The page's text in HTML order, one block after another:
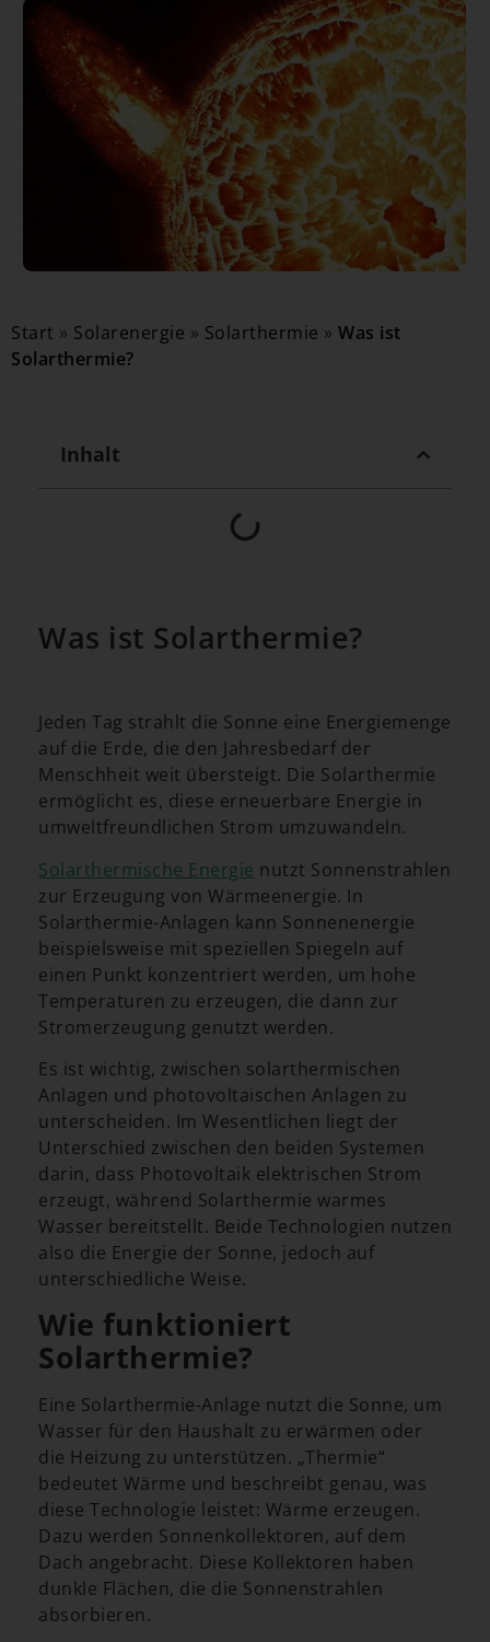
Start » Solarenergie » Solarthermie » Was ist
Solarthermie?
Inhalt
Was ist Solarthermie?
Jeden Tag strahlt die Sonne eine Energiemenge
auf die Erde, die den Jahresbedarf der
Menschheit weit übersteigt. Die Solarthermie
ermöglicht es, diese erneuerbare Energie in
umweltfreundlichen Strom umzuwandeln.
Solarthermische Energie nutzt Sonnenstrahlen
zur Erzeugung von Wärmeenergie. In
Solarthermie-Anlagen kann Sonnenenergie
beispielsweise mit speziellen Spiegeln auf
einen Punkt konzentriert werden, um hohe
Temperaturen zu erzeugen, die dann zur
Stromerzeugung genutzt werden.
Es ist wichtig, zwischen solarthermischen
Anlagen und photovoltaischen Anlagen zu
unterscheiden. Im Wesentlichen liegt der
Unterschied zwischen den beiden Systemen
darin, dass Photovoltaik elektrischen Strom
erzeugt, während Solarthermie warmes
Wasser bereitstellt. Beide Technologien nutzen
also die Energie der Sonne, jedoch auf
unterschiedliche Weise.
Wie funktioniert
Solarthermie?
Eine Solarthermie-Anlage nutzt die Sonne, um
Wasser für den Haushalt zu erwärmen oder
die Heizung zu unterstützen. „Thermie“
bedeutet Wärme und beschreibt genau, was
diese Technologie leistet: Wärme erzeugen.
Dazu werden Sonnenkollektoren, auf dem
Dach angebracht. Diese Kollektoren haben
dunkle Flächen, die die Sonnenstrahlen
absorbieren.